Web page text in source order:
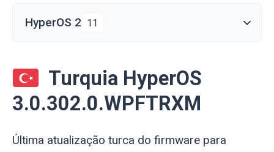
HyperOS 2 11
Turquia HyperOS
3.0.302.0.WPFTRXM
Última atualização turca do firmware para